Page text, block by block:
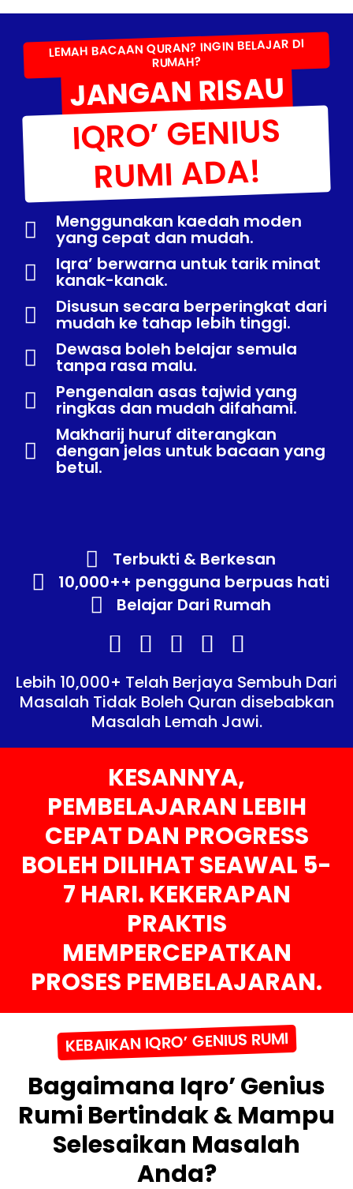
LEMAH BACAAN QURAN? INGIN BELAJAR DI
RUMAH?
JANGAN RISAU
IQRO’ GENIUS
RUMI ADA!
Menggunakan kaedah moden
yang cepat dan mudah.
Iqra’ berwarna untuk tarik minat
kanak-kanak.
Disusun secara berperingkat dari
mudah ke tahap lebih tinggi.
Dewasa boleh belajar semula
tanpa rasa malu.
Pengenalan asas tajwid yang
ringkas dan mudah difahami.
Makharij huruf diterangkan
dengan jelas untuk bacaan yang
betul.
Terbukti & Berkesan
10,000++ pengguna berpuas hati
Belajar Dari Rumah
Lebih 10,000+ Telah Berjaya Sembuh Dari
Masalah Tidak Boleh Quran disebabkan
Masalah Lemah Jawi.
KESANNYA,
PEMBELAJARAN LEBIH
CEPAT DAN PROGRESS
BOLEH DILIHAT SEAWAL 5-
7 HARI. KEKERAPAN
PRAKTIS
MEMPERCEPATKAN
PROSES PEMBELAJARAN.
KEBAIKAN IQRO’ GENIUS RUMI
Bagaimana Iqro’ Genius
Rumi Bertindak & Mampu
Selesaikan Masalah
Anda?